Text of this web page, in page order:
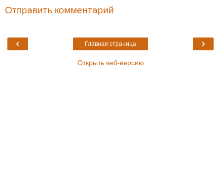
Отправить комментарий
‹ ›
Главная страница
Открыть веб-версию